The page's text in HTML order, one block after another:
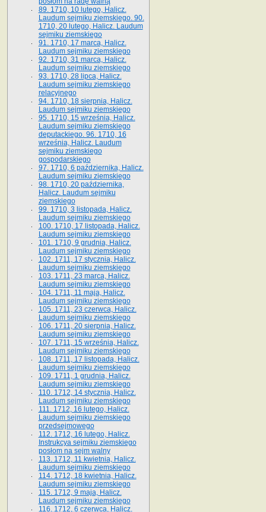
89. 1710, 10 lutego, Halicz.
Laudum sejmiku ziemskiego. 90.
1710, 20 lutego, Halicz. Laudum
sejmiku ziemskiego
91. 1710, 17 marca, Halicz.
Laudum sejmiku ziemskiego
92. 1710, 31 marca, Halicz.
Laudum sejmiku ziemskiego
93. 1710, 28 lipca, Halicz.
Laudum sejmiku ziemskiego
relacyjnego
94. 1710, 18 sierpnia, Halicz.
Laudum sejmiku ziemskiego
95. 1710, 15 września, Halicz.
Laudum sejmiku ziemskiego
deputackiego. 96. 1710, 16
września, Halicz. Laudum
sejmiku ziemskiego
gospodarskiego
97. 1710, 6 października, Halicz.
Laudum sejmiku ziemskiego
98. 1710, 20 października,
Halicz. Laudum sejmiku
ziemskiego
99. 1710, 3 listopada, Halicz.
Laudum sejmiku ziemskiego
100. 1710, 17 listopada, Halicz.
Laudum sejmiku ziemskiego
101. 1710, 9 grudnia, Halicz.
Laudum sejmiku ziemskiego
102. 1711, 17 stycznia, Halicz.
Laudum sejmiku ziemskiego
103. 1711, 23 marca, Halicz.
Laudum sejmiku ziemskiego
104. 1711, 11 maja, Halicz.
Laudum sejmiku ziemskiego
105. 1711, 23 czerwca, Halicz.
Laudum sejmiku ziemskiego
106. 1711, 20 sierpnia, Halicz.
Laudum sejmiku ziemskiego
107. 1711, 15 września, Halicz.
Laudum sejmiku ziemskiego
108. 1711, 17 listopada, Halicz.
Laudum sejmiku ziemskiego
109. 1711, 1 grudnia, Halicz.
Laudum sejmiku ziemskiego
110. 1712, 14 stycznia, Halicz.
Laudum sejmiku ziemskiego
111. 1712, 16 lutego, Halicz.
Laudum sejmiku ziemskiego
przedsejmowego
112. 1712, 16 lutego, Halicz.
Instrukcya sejmiku ziemskiego
posłom na sejm walny
113. 1712, 11 kwietnia, Halicz.
Laudum sejmiku ziemskiego
114. 1712, 18 kwietnia, Halicz.
Laudum sejmiku ziemskiego
115. 1712, 9 maja, Halicz.
Laudum sejmiku ziemskiego
116. 1712, 6 czerwca, Halicz.